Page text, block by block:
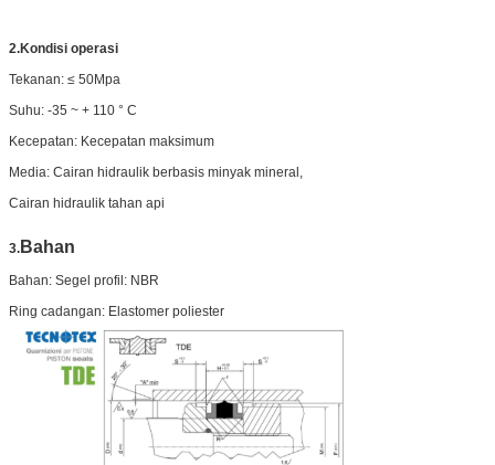
2.Kondisi operasi
Tekanan: ≤ 50Mpa
Suhu: -35 ~ + 110 ° C
Kecepatan: Kecepatan maksimum
Media: Cairan hidraulik berbasis minyak mineral,
Cairan hidraulik tahan api
3. Bahan
Bahan: Segel profil: NBR
Ring cadangan: Elastomer poliester